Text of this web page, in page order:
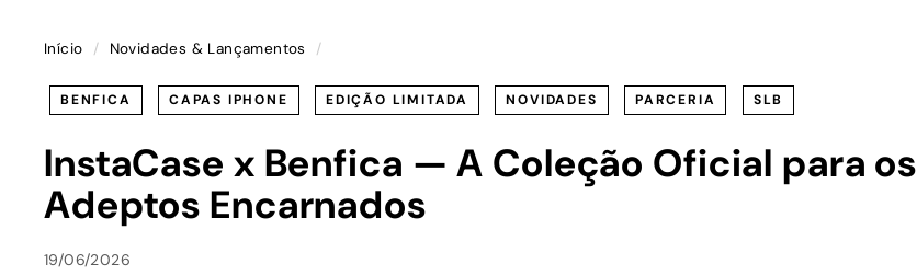
Início / Novidades & Lançamentos /
BENFICA CAPAS IPHONE EDIÇÃO LIMITADA NOVIDADES PARCERIA SLB
InstaCase x Benfica — A Coleção Oficial para os
Adeptos Encarnados
19/06/2026